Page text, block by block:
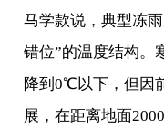
马学款说，典型冻
错位”的温度结构。
降到0℃以下，但因
展，在距离地面